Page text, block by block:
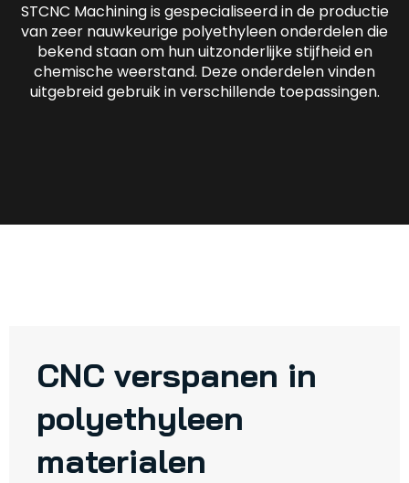
STCNC Machining is gespecialiseerd in de productie
van zeer nauwkeurige polyethyleen onderdelen die
bekend staan om hun uitzonderlijke stijfheid en
chemische weerstand. Deze onderdelen vinden
uitgebreid gebruik in verschillende toepassingen.
CNC verspanen in
polyethyleen
materialen